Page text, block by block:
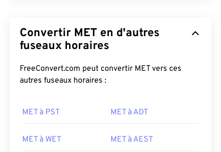
Convertir MET en d'autres
fuseaux horaires
FreeConvert.com peut convertir MET vers ces
autres fuseaux horaires :
MET à PST MET à ADT
MET à WET MET à AEST